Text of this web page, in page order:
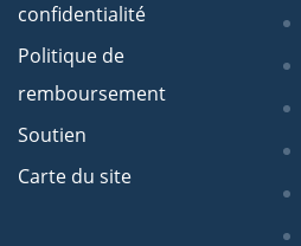
confidentialité
Politique de
remboursement
Soutien
Carte du site